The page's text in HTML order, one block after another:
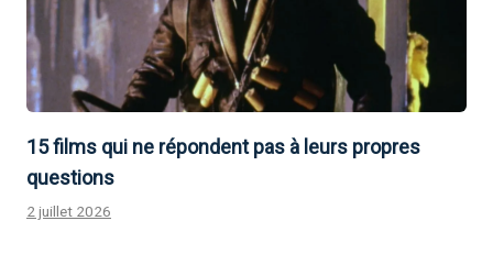
15 films qui ne répondent pas à leurs propres
questions
2 juillet 2026